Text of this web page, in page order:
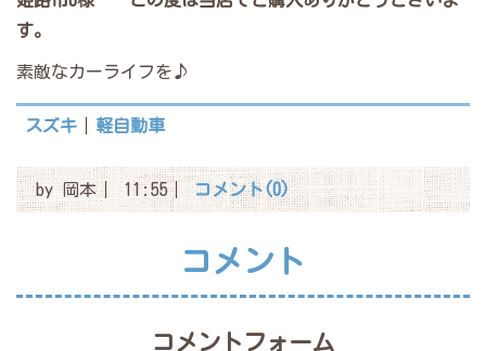
す。
素敵なカーライフを♪
スズキ 軽自動車
by岡本 11:55 コメント(0)
コメント
コメントフォーム